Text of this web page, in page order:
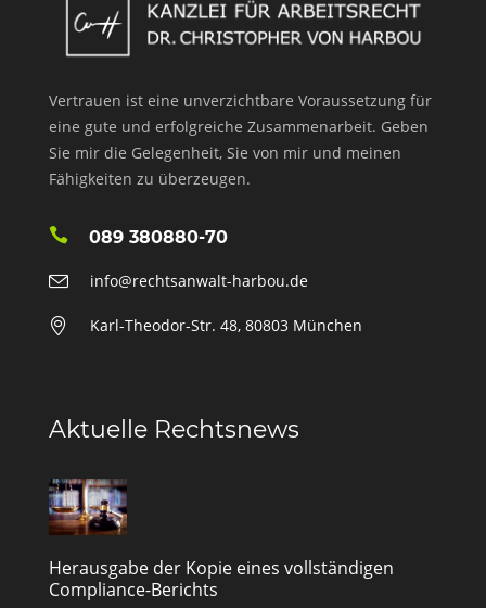
Vertrauen ist eine unverzichtbare Voraussetzung für
eine gute und erfolgreiche Zusammenarbeit. Geben
Sie mir die Gelegenheit, Sie von mir und meinen
Fähigkeiten zu überzeugen.
089 380880-70
info@rechtsanwalt-harbou.de
Karl-Theodor-Str. 48, 80803 München
Aktuelle Rechtsnews
Herausgabe der Kopie eines vollständigen
Compliance-Berichts